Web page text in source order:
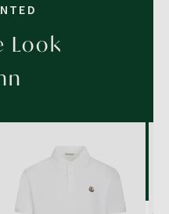
Look